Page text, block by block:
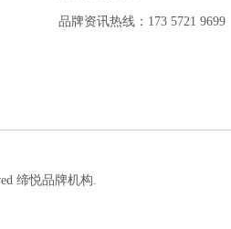
品牌资讯热线：173 5721 9699
缔悦品牌机构.